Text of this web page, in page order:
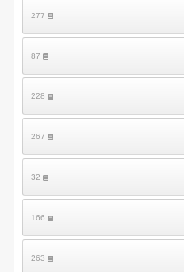
277
87
228
267
32
166
263